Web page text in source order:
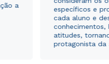
a
específicos e
cada aluno e
conhecimentos,
atitudes,
protagonista da